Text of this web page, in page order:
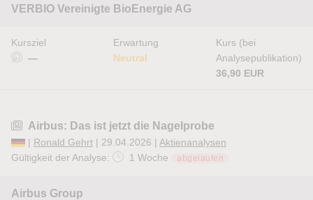
VERBIO Vereinigte BioEnergie AG
Kursziel
—
Erwartung
Neutral
Kurs (bei
Analysepublikation)
36,90 EUR
Airbus: Das ist jetzt die Nagelprobe
| Ronald Gehrt | 29.04.2026 | Aktienanalysen
Gültigkeit der Analyse:
1 Woche abgelaufen
Airbus Group